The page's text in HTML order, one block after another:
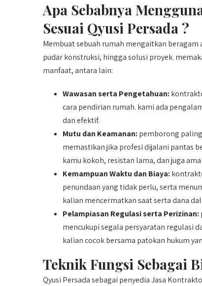
Apa Sebabnya
Sesuai Qyusi Persada ?
Membuat sebuah rumah mengaitkan
pudar konstruksi, hingga solusi proyek.
manfaat, antara lain:
Wawasan serta Pengetahuan:
cara pendirian rumah. kami ada
dan efektif.
Mutu dan Keamanan:pemborong
memastikan jika profesi dijalani pantas
kamu kokoh, resistan lama, dan juga
Kemampuan Waktu dan Biaya:
penundaan yang tidak perlu, serta
kalian mencermatkan saat serta dana
Pelampiasan Regulasi serta Perizinan:
mencukupi segala persyaratan regulasi
kalian cocok bersama patokan hukum
Teknik Fungsi Sebagai
Qyusi Persada sebagai penyedia Jasa